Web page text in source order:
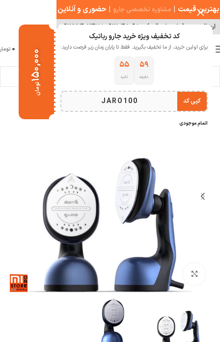
کد تخفیف ویژه خرید جارو رباتیک
برای اولین خرید، از ما تخفیف بگیرید. فقط تا پایان زمان زیر فرصت دارید:
۵۹
دقیقه
۵۵
ثانیه
JARO100 کپی کد
۱۵۰,۰۰۰
تومان
منو 0
خانه
-10%
اتمام موجودی
بزرگنمایی تصویر
بهترین قیمت | مشاوره تخصصی جارو | حضوری و آنلاین
ارسال سریع ( با هماهنگی ) ۰۹۱۲۰۴۸۰۹۸۰ | ۰۹۱۲۱۵۴۰۲۴۷